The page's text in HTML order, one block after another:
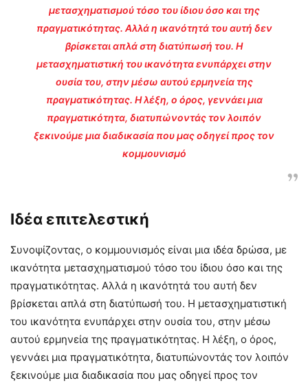
μετασχηματισμού τόσο του ίδιου όσο και της
πραγματικότητας. Αλλά η ικανότητά του αυτή δεν
βρίσκεται απλά στη διατύπωσή του. Η
μετασχηματιστική του ικανότητα ενυπάρχει στην
ουσία του, στην μέσω αυτού ερμηνεία της
πραγματικότητας. Η λέξη, ο όρος, γεννάει μια
πραγματικότητα, διατυπώνοντάς τον λοιπόν
ξεκινούμε μια διαδικασία που μας οδηγεί προς τον
κομμουνισμό
Ιδέα επιτελεστική
Συνοψίζοντας, ο κομμουνισμός είναι μια ιδέα δρώσα, με
ικανότητα μετασχηματισμού τόσο του ίδιου όσο και της
πραγματικότητας. Αλλά η ικανότητά του αυτή δεν
βρίσκεται απλά στη διατύπωσή του. Η μετασχηματιστική
του ικανότητα ενυπάρχει στην ουσία του, στην μέσω
αυτού ερμηνεία της πραγματικότητας. Η λέξη, ο όρος,
γεννάει μια πραγματικότητα, διατυπώνοντάς τον λοιπόν
ξεκινούμε μια διαδικασία που μας οδηγεί προς τον